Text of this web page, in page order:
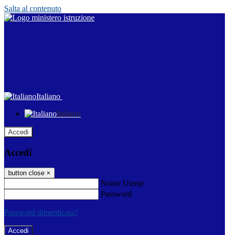
Salta al contenuto
Italiano
Italiano
Accedi
Accedi
button close ×
Nome Utente
Password
Password dimenticata?